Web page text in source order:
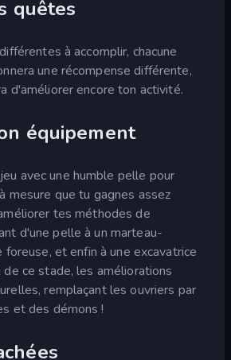
quêtes
à accomplir, chacune
une récompense différente,
d'améliorer encore ton activité.
équipement
avec une humble pelle pour
mesure que tu gagnes assez
tes méthodes de
d'une pelle à un marteau-
foreuse, et enfin à une excavatrice
ce stade, les améliorations
remplaçant les ouvriers par
et des démons !